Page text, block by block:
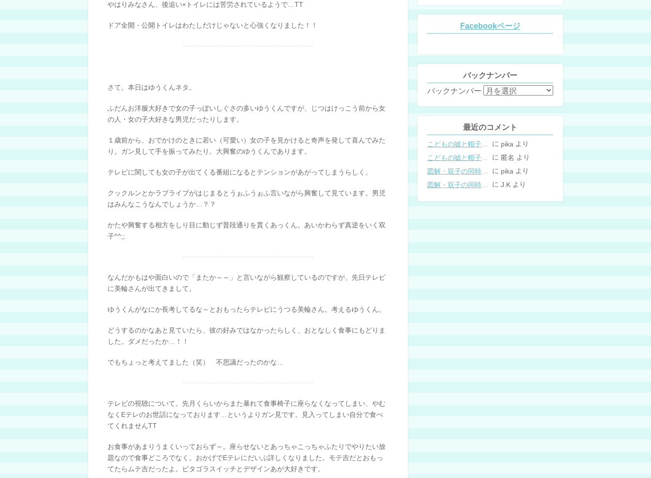
やはりみなさん、後追い×トイレには苦労されているようで…TT
ドア全開・公開トイレはわたしだけじゃないと心強くなりました！！
さて。本日はゆうくんネタ。
ふだんお洋服大好きで女の子っぽいしぐさの多いゆうくんですが、じつはけっこう前から女
の人・女の子大好きな男児だったりします。
１歳前から、おでかけのときに若い（可愛い）女の子を見かけると奇声を発して喜んでみた
り。ガン見して手を振ってみたり。大興奮のゆうくんであります。
テレビに関しても女の子が出てくる番組になるとテンションがあがってしまうらしく。
クックルンとかラブライブがはじまるとうぉふうぉふ言いながら興奮して見ています。男児
はみんなこうなんでしょうか…？？
かたや興奮する相方をしり目に動じず普段通りを貫くあっくん。あいかわらず真逆をいく双
子^^;;
なんだかもはや面白いので「またか～～」と言いながら観察しているのですが、先日テレビ
に美輪さんが出てきまして。
ゆうくんがなにか長考してるな～とおもったらテレビにうつる美輪さん。考えるゆうくん。
どうするのかなあと見ていたら、彼の好みではなかったらしく、おとなしく食事にもどりま
した。ダメだったか…！！
でもちょっと考えてました（笑） 不思議だったのかな…
テレビの視聴について。先月くらいからまた暴れて食事椅子に座らなくなってしまい、やむ
なくEテレのお世話になっております…というよりガン見です。見入ってしまい自分で食べ
てくれませんTT
お食事があまりうまくいっておらず～。座らせないとあっちゃこっちゃふたりでやりたい放
題なので食事どころでなく。おかげでEテレにだいぶ詳しくなりました。モテ吉だとおもっ
てたらムテ吉だったよ。ピタゴラスイッチとデザインあが大好きです。
Facebookページ
バックナンバー
バックナンバー
最近のコメント
こどもの嘘と帽子の修復。キャップのツバが破れた時の直し方 に pika より
に 匿名 より
に pika より
に J.K より